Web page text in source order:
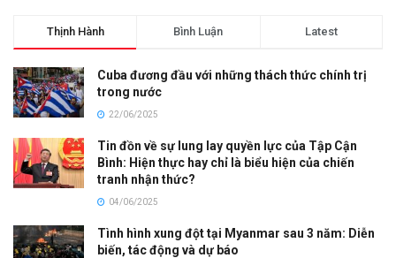
Thịnh Hành Bình Luận Latest
Cuba đương đầu với những thách thức chính trị
trong nước
22/06/2025
Tin đồn về sự lung lay quyền lực của Tập Cận
Bình: Hiện thực hay chỉ là biểu hiện của chiến
tranh nhận thức?
04/06/2025
Tình hình xung đột tại Myanmar sau 3 năm: Diễn
biến, tác động và dự báo